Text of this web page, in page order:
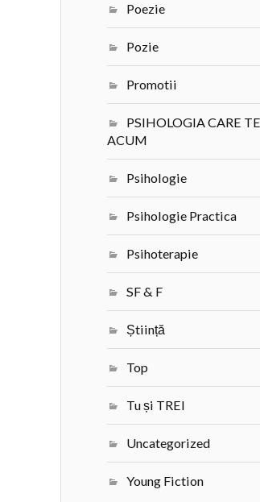
Poezie
Pozie
Promotii
PSIHOLOGIA CARE
ACUM
Psihologie
Psihologie Practica
Psihoterapie
SF & F
Știință
Top
Tu și TREI
Uncategorized
Young Fiction